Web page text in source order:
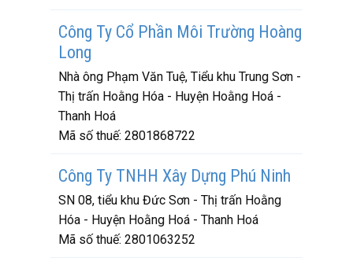
Công Ty Cổ Phần Môi Trường Hoàng
Long
Nhà ông Phạm Văn Tuệ, Tiểu khu Trung Sơn -
Thị trấn Hoằng Hóa - Huyện Hoằng Hoá -
Thanh Hoá
Mã số thuế: 2801868722
Công Ty TNHH Xây Dựng Phú Ninh
SN 08, tiểu khu Đức Sơn - Thị trấn Hoằng
Hóa - Huyện Hoằng Hoá - Thanh Hoá
Mã số thuế: 2801063252